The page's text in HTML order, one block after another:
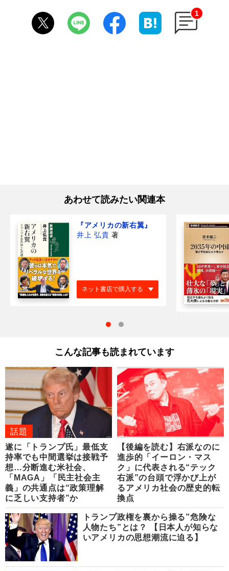
1
あわせて読みたい関連本
『アメリカの新右翼』
井上 弘貴 著
ネット書店で購入する
こんな記事も読まれています
話題
遂に「トランプ氏」最低支
持率でも中間選挙は接戦予
想…分断進む米社会、
「MAGA」「民主社会主
義」の共通点は“政策理解
に乏しい支持者”か
【後編を読む】右派なのに
進歩的「イーロン・マス
ク」に代表される“テック
右派”の台頭で浮かび上が
るアメリカ社会の歴史的転
換点
トランプ政権を裏から操る”危険な
人物たち”とは？ 【日本人が知らな
いアメリカの思想潮流に迫る】